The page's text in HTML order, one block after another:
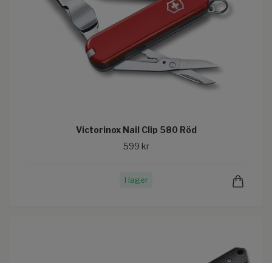
Victorinox Nail Clip 580 Röd
599 kr
I lager